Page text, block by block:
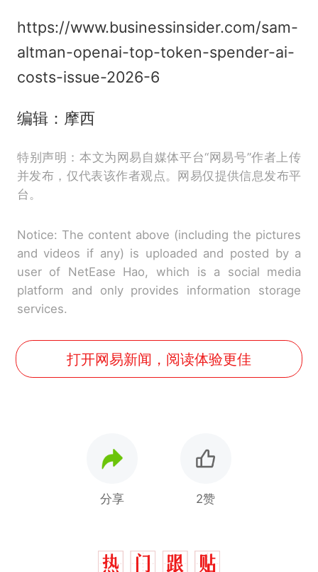
https://www.businessinsider.com/sam-
altman-openai-top-token-spender-ai-
costs-issue-2026-6
编辑：摩西
特别声明：本文为网易自媒体平台“网易号”作者上传
并发布，仅代表该作者观点。网易仅提供信息发布平
台。
Notice: The content above (including the pictures
and videos if any) is uploaded and posted by a
user of NetEase Hao, which is a social media
platform and only provides information storage
services.
打开网易新闻，阅读体验更佳
分享 2赞